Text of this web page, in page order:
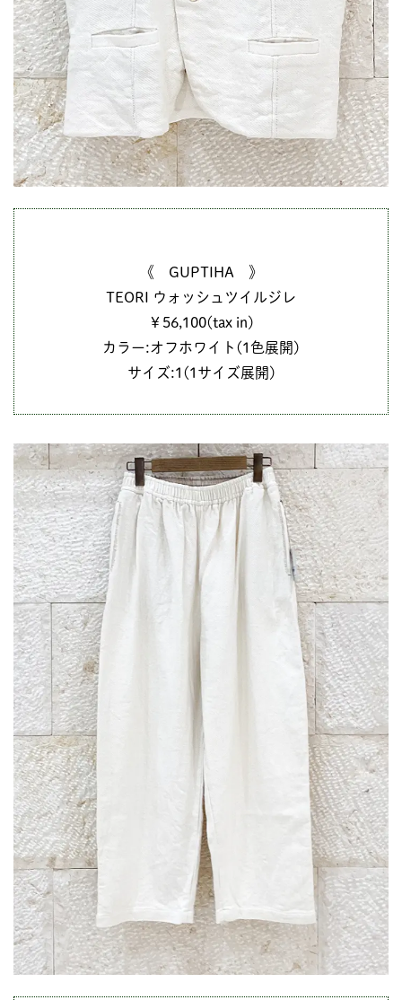
《 GUPTIHA 》
TEORI ウォッシュツイルジレ
￥56,100(tax in)
カラー:オフホワイト(1色展開)
サイズ:1(1サイズ展開)